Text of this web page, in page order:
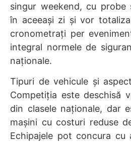
singur weekend, cu probe
în aceeași zi și vor
cronometrați per
integral normele de
naționale.
Tipuri de vehicule și
Competiția este deschisă
din clasele naționale, dar
mașini cu costuri reduse
Echipajele pot concura cu